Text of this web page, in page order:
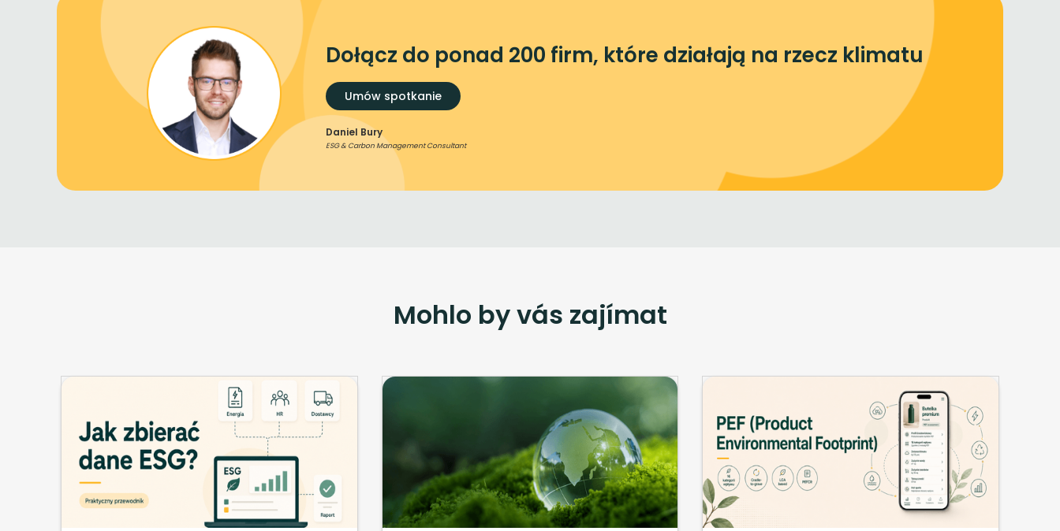
Dołącz do ponad 200 firm, które działają na rzecz klimatu
Umów spotkanie
Daniel Bury
ESG & Carbon Management Consultant
Mohlo by vás zajímat